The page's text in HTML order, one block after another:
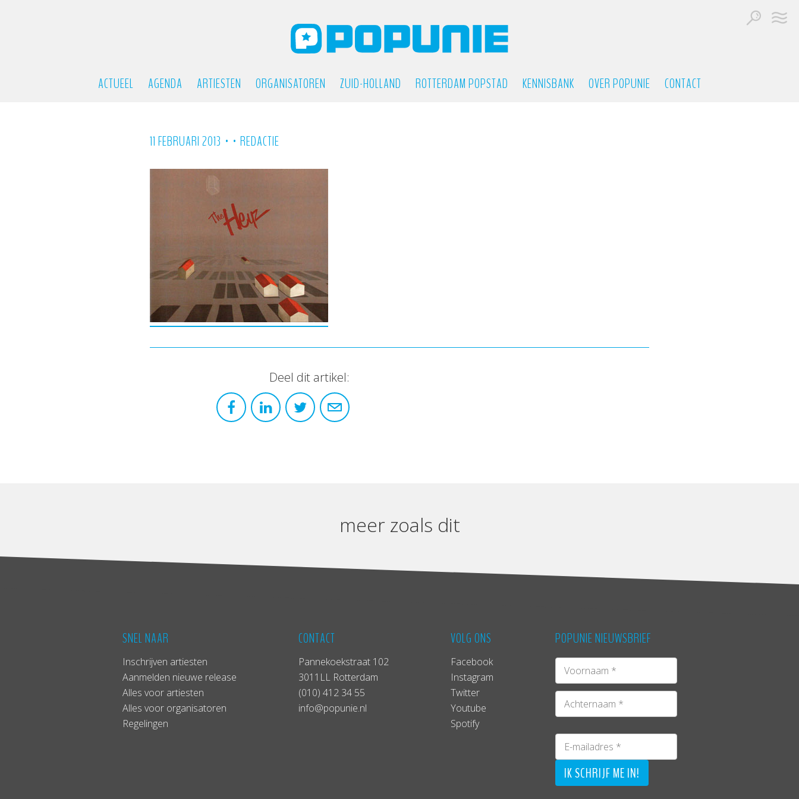
ACTUEEL AGENDA ARTIESTEN ORGANISATOREN ZUID-HOLLAND ROTTERDAM POPSTAD KENNISBANK OVER POPUNIE CONTACT
11 FEBRUARI 2013 • • REDACTIE
Deel dit artikel:
meer zoals dit
SNEL NAAR
Inschrijven artiesten
Aanmelden nieuwe release
Alles voor artiesten
Alles voor organisatoren
Regelingen
CONTACT
Pannekoekstraat 102
3011LL Rotterdam
(010) 412 34 55
info@popunie.nl
VOLG ONS
Facebook
Instagram
Twitter
Youtube
Spotify
POPUNIE NIEUWSBRIEF